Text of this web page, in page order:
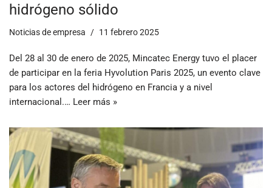
hidrógeno sólido
Noticias de empresa 11 febrero 2025
Del 28 al 30 de enero de 2025, Mincatec Energy tuvo el placer
de participar en la feria Hyvolution Paris 2025, un evento clave
para los actores del hidrógeno en Francia y a nivel
internacional.… Leer más »